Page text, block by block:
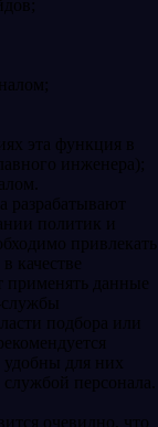
эта функция в
инженера);
разрабатывают
политик и
привлекать
качестве
применять данные
подбора или
удобны для них
персонала.
очевидно, что